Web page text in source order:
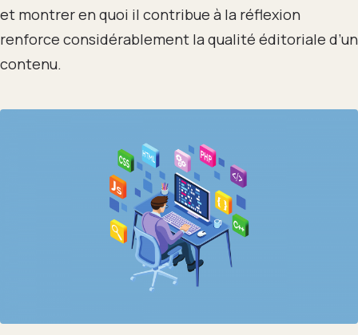
et montrer en quoi il contribue à la réflexion
renforce considérablement la qualité éditoriale d’un
contenu.